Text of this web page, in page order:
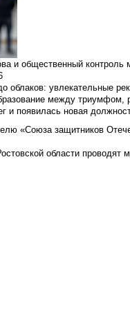
и общественный
облаков: увлекательные
между
и появилась новая
«Союза защитников
области проводят